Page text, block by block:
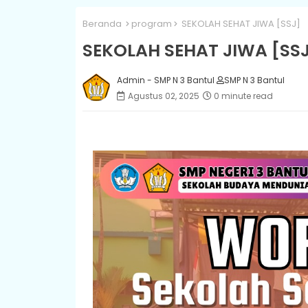
Beranda program SEKOLAH SEHAT JIWA [SSJ]
SEKOLAH SEHAT JIWA
Admin - SMP N 3 Bantul
SMP N 3 Bantul
Agustus 02, 2025
0 minute read